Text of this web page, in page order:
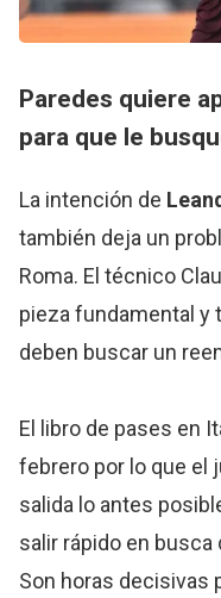
Paredes quiere
para que le
La intención de
también deja un
Roma. El técnico
pieza fundamental y
deben buscar un
El libro de pases en
febrero por lo que el
salida lo antes
salir rápido en
Son horas decisivas